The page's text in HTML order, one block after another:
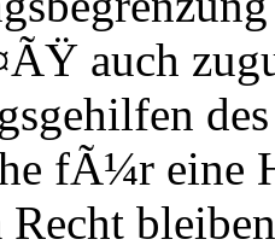
auch
des
fÃ¼r eine
Recht